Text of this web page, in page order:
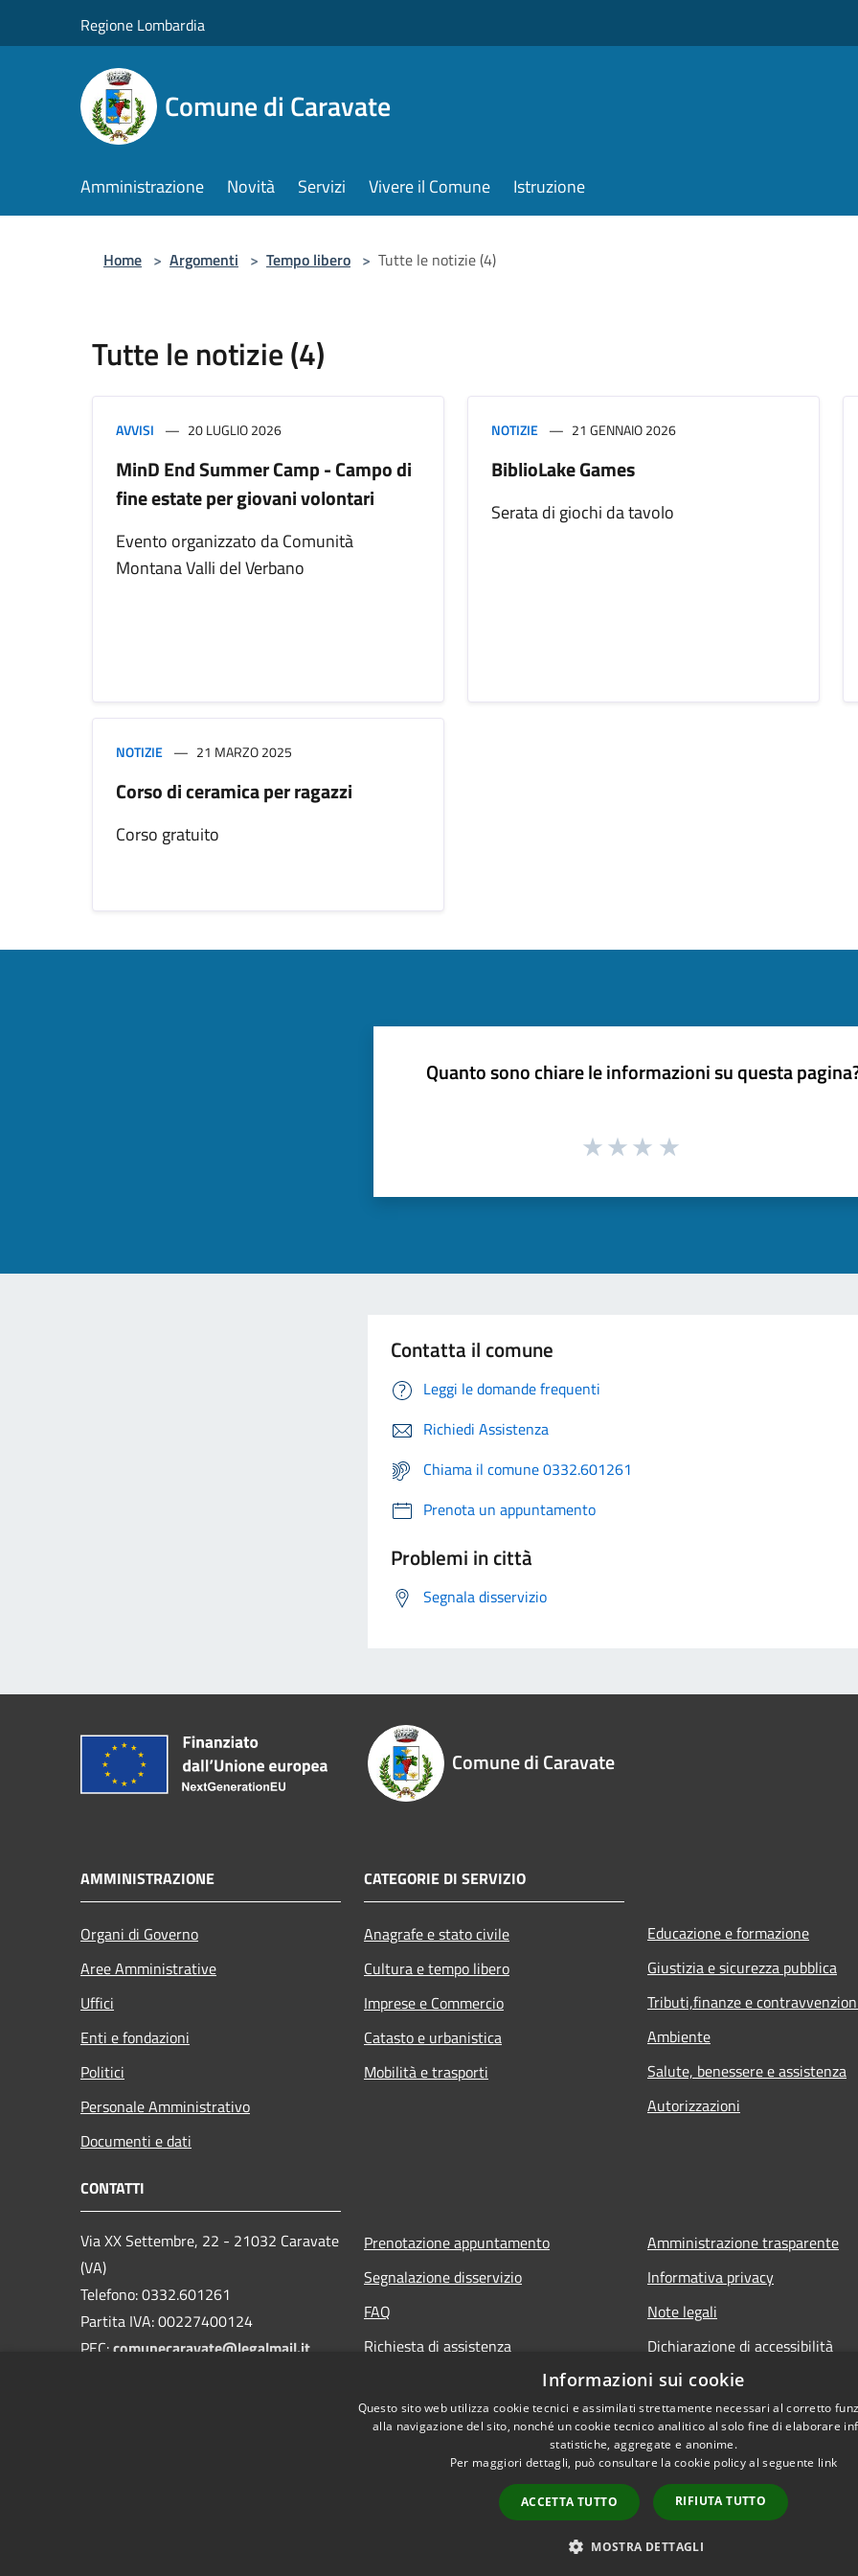
Regione Lombardia
Comune di Caravate
Amministrazione Novità Servizi Vivere il Comune Istruzione
Home > Argomenti > Tempo libero > Tutte le notizie (4)
Tutte le notizie (4)
AVVISI 20 LUGLIO 2026
MinD End Summer Camp - Campo di
fine estate per giovani volontari
Evento organizzato da Comunità
Montana Valli del Verbano
NOTIZIE 21 GENNAIO 2026
BiblioLake Games
Serata di giochi da tavolo
NOTIZIE 21 MARZO 2025
Corso di ceramica per ragazzi
Corso gratuito
Quanto sono chiare le informazioni su questa
Contatta il comune
Leggi le domande frequenti
Richiedi Assistenza
Chiama il comune 0332.601261
Prenota un appuntamento
Problemi in città
Segnala disservizio
Comune di Caravate
AMMINISTRAZIONE
Organi di Governo
Aree Amministrative
Uffici
Enti e fondazioni
Politici
Personale Amministrativo
Documenti e dati
CATEGORIE DI SERVIZIO
Anagrafe e stato civile
Cultura e tempo libero
Imprese e Commercio
Catasto e urbanistica
Mobilità e trasporti
Educazione e formazione
Giustizia e sicurezza pubblica
Tributi,finanze e
Ambiente
Salute, benessere e assistenza
Autorizzazioni
CONTATTI
Via XX Settembre, 22 - 21032 Caravate
(VA)
Telefono: 0332.601261
Partita IVA: 00227400124
PEC:comunecaravate@legalmail.it
Prenotazione appuntamento
Segnalazione disservizio
FAQ
Richiesta di assistenza
Amministrazione trasparente
Informativa privacy
Note legali
Dichiarazione di accessibilità
Copyright © 2026 • Comune
Informazioni sui cookie
Questo sito web utilizza cookie tecnici e assimilati strettamente necessari al corretto
alla navigazione del sito, nonché un cookie tecnico analitico al solo fine di elaborare
statistiche, aggregate e anonime.
Per maggiori dettagli, può consultare la cookie policy al seguente link
ACCETTA TUTTO RIFIUTA TUTTO
MOSTRA DETTAGLI